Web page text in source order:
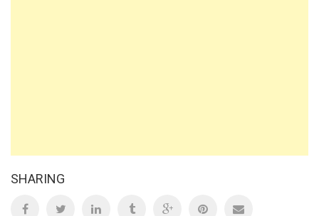
SHARING